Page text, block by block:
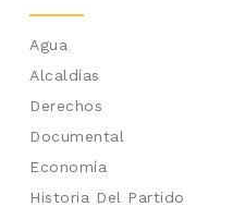
Agua
Alcaldías
Derechos
Documental
Economía
Historia Del Partido